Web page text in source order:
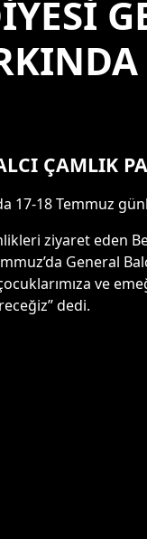
ÇAMLIK
17-18 Temmuz
ziyaret eden
General
ve
dedi.